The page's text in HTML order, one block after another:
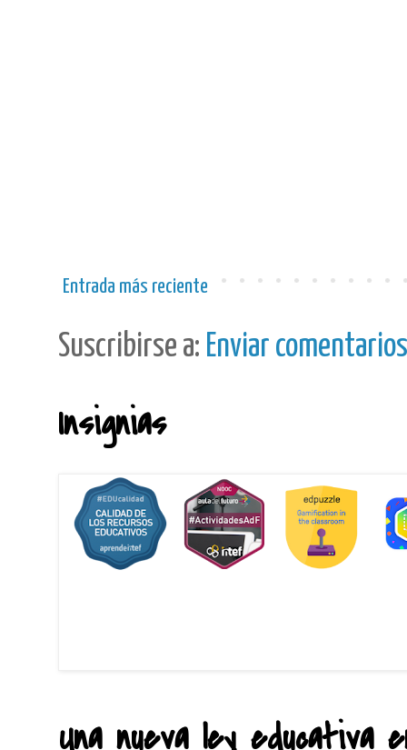
Entrada más reciente
Suscribirse a: Enviar
Insignias
Una nueva ley educativa